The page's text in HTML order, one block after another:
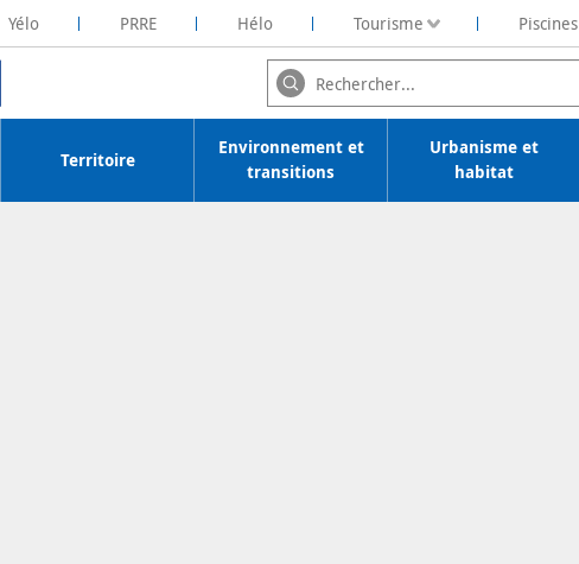
Carbone
Yélo PRRE
Plateforme Rochelaise de Rénovation Energétique
Hélo Tourisme Piscines
Territoire
Environnement et
transitions
Urbanisme et
habitat